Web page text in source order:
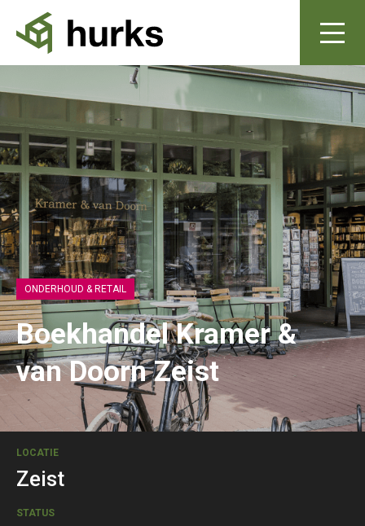
ONDERHOUD & RETAIL
Boekhandel Kramer &
van Doorn Zeist
LOCATIE
Zeist
STATUS